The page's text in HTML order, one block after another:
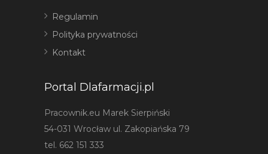
Regulamin
Polityka prywatności
Kontakt
Portal Dlafarmacji.pl
Pracownik.eu Marek Sierpiński
54-031 Wrocław ul. Zakopiańska 79
tel. 662 151 333